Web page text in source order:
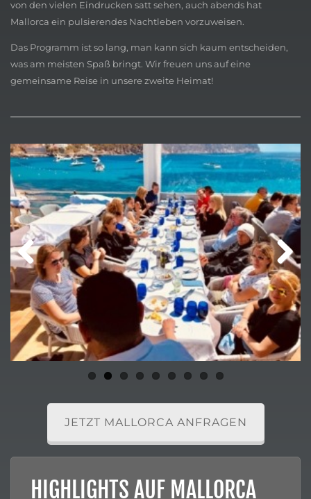
von den vielen Eindrucken satt sehen, auch abends hat
Mallorca ein pulsierendes Nachtleben vorzuweisen.
Das Programm ist so lang, man kann sich kaum entscheiden,
was am meisten Spaß bringt. Wir freuen uns auf eine
gemeinsame Reise in unsere zweite Heimat!
Previ
ous
Next
JETZT MALLORCA ANFRAGEN
HIGHLIGHTS AUF MALLORCA